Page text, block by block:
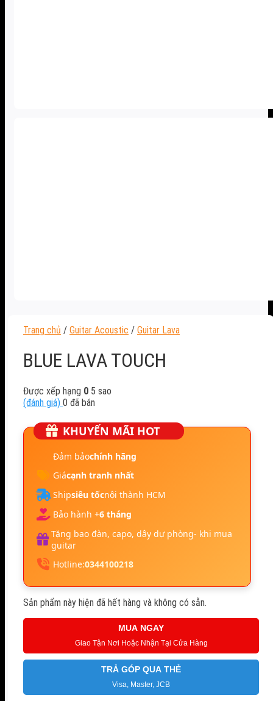
Trang chủ / Guitar Acoustic / Guitar Lava
BLUE LAVA TOUCH
Được xếp hạng 0 5 sao
(đánh giá) 0 đã bán
KHUYẾN MÃI HOT
Đảm bảochính hãng
Giácạnh tranh nhất
Shipsiêu tốcnội thành HCM
Bảo hành +6 tháng
Tặng bao đàn, capo, dây dự phòng- khi mua
guitar
Hotline:0344100218
Sản phẩm này hiện đã hết hàng và không có sẵn.
MUA NGAY
Giao Tận Nơi Hoặc Nhận Tại Cửa Hàng
TRẢ GÓP QUA THẺ
Visa, Master, JCB